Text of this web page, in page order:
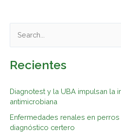
s
a
p
Recientes
Diagnotest y la UBA impulsan la
antimicrobiana
Enfermedades renales en
diagnóstico certero